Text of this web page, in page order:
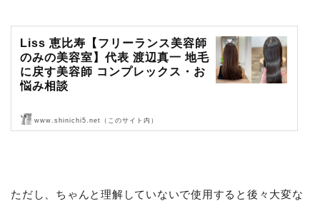
Liss 恵比寿【フリーランス美容師
のみの美容室】代表 渡辺真一 地毛
に戻す美容師 コンプレックス・お
悩み相談
Liss 恵比寿【フリーランス美容師のみの美容室】代表 渡辺真一 地毛
www.shinichi5.net（このサイト内）
ただし、ちゃんと理解していないで使用すると後々大変な